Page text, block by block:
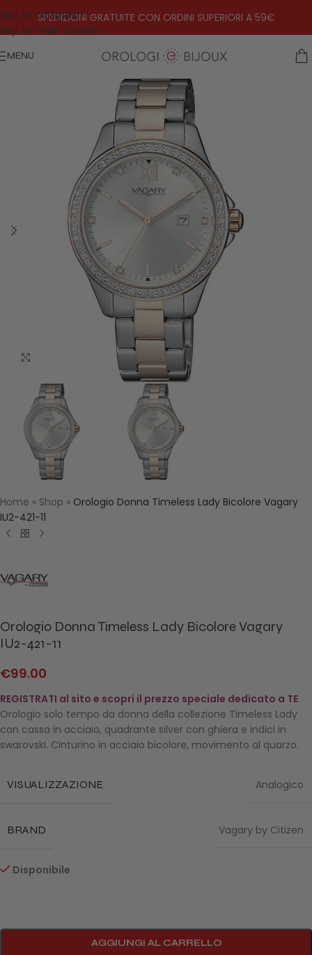
Skip to navigation
Skip to main content
SPEDIZIONI GRATUITE CON ORDINI SUPERIORI A 59€
MENU
Home » Shop » Orologio Donna Timeless Lady Bicolore Vagary
IU2-421-11
Orologio Donna Timeless Lady Bicolore Vagary
IU2-421-11
€99.00
REGISTRATI al sito e scopri il prezzo speciale dedicato a TE
Orologio solo tempo da donna della collezione Timeless Lady
con cassa in acciaio, quadrante silver con ghiera e indici in
swarovski. Cinturino in acciaio bicolore, movimento al quarzo.
VISUALIZZAZIONE Analogico
BRAND Vagary by Citizen
Disponibile
AGGIUNGI AL CARRELLO